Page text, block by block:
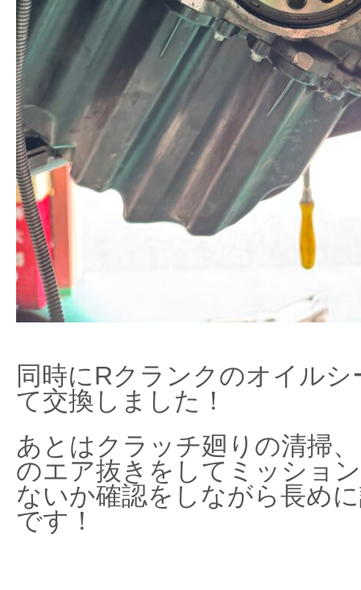
同時にRクランクのオイル
て交換しました！
あとはクラッチ廻りの清掃
のエア抜きをしてミッショ
ないか確認をしながら長め
です！